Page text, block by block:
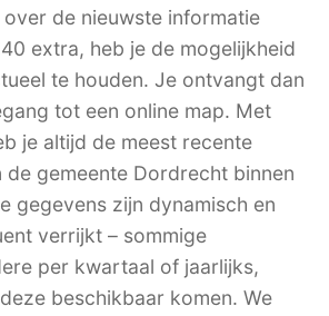
de nieuwste informatie
extra, heb je de mogelijkheid
te houden. Je ontvangt dan
tot een online map. Met
je altijd de meest recente
de gemeente Dordrecht binnen
gegevens zijn dynamisch en
verrijkt – sommige
per kwartaal of jaarlijks,
beschikbaar komen. We